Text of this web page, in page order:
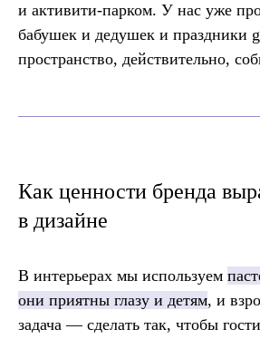
и активити-парком. У нас уже
бабушек и дедушек и праздники
пространство, действительно,
Как ценности бренда
в дизайне
В интерьерах мы используем
они приятны глазу и детям, и
задача — сделать так, чтобы